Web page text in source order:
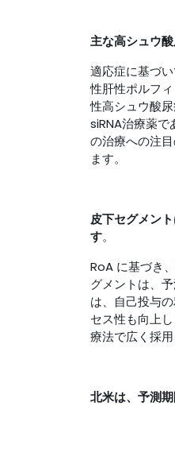
主な高シュウ
適応症に基づ
性肝性ポルフ
性高シュウ酸
siRNA治療薬
の治療への注
ます。
皮下セグメン
す。
RoA に基づき
グメントは、
は、自己投与
セス性も向上
療法で広く採
北米は、予測